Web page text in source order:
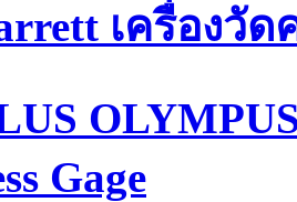
เครื่องวั
Gage